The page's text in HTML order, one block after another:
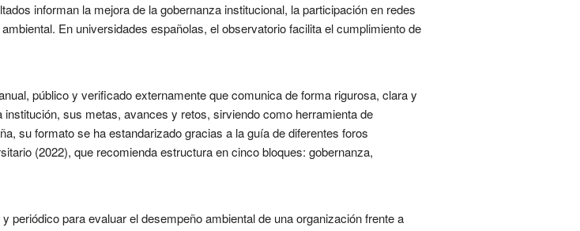
informan la mejora de la gobernanza institucional, la participación en redes
En universidades españolas, el observatorio facilita el cumplimiento de
público y verificado externamente que comunica de forma rigurosa, clara y
sus metas, avances y retos, sirviendo como herramienta de
su formato se ha estandarizado gracias a la guía de diferentes foros
(2022), que recomienda estructura en cinco bloques: gobernanza,
para evaluar el desempeño ambiental de una organización frente a